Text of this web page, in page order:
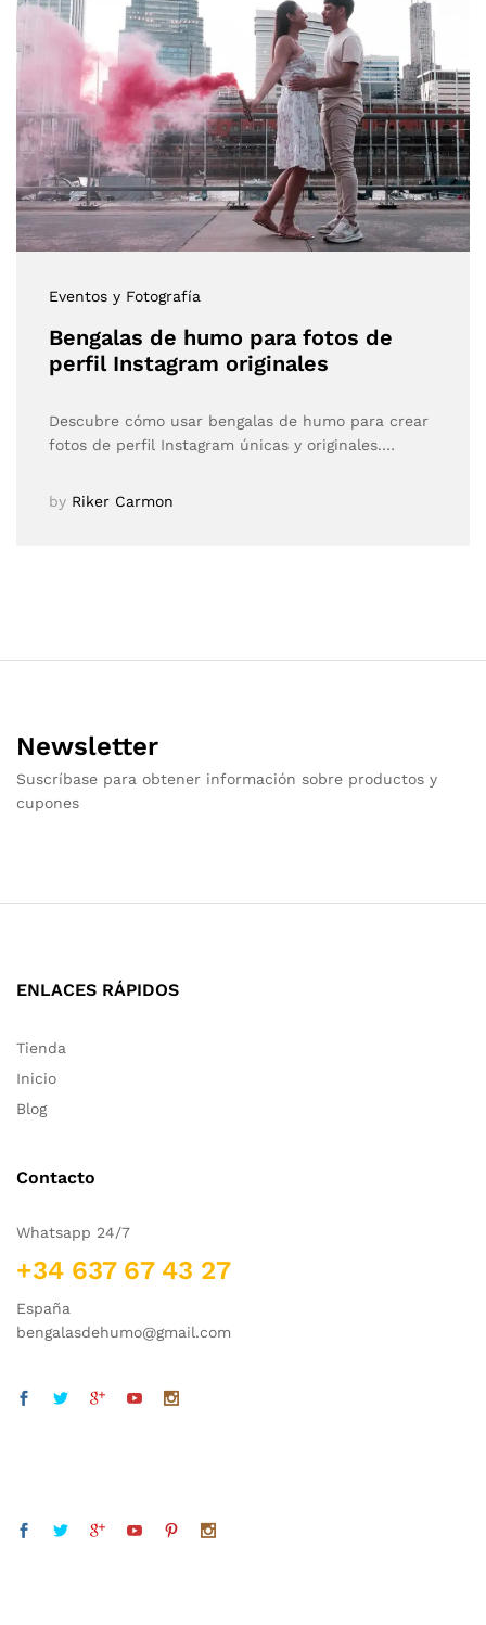
Eventos y Fotografía
Bengalas de humo para fotos de
perfil Instagram originales
Descubre cómo usar bengalas de humo para crear
fotos de perfil Instagram únicas y originales.…
by Riker Carmon
Newsletter
Suscríbase para obtener información sobre productos y
cupones
ENLACES RÁPIDOS
Tienda
Inicio
Blog
Contacto
Whatsapp 24/7
+34 637 67 43 27
España
bengalasdehumo@gmail.com